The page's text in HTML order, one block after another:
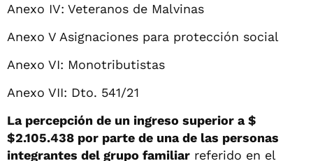
Anexo IV: Veteranos de Malvinas
Anexo V Asignaciones para protección social
Anexo VI: Monotributistas
Anexo VII: Dto. 541/21
La percepción de un ingreso superior a $
$2.105.438 por parte de una de las personas
integrantes del grupo familiar referido en el